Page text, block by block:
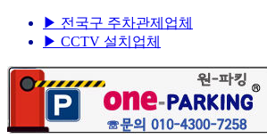
▶ 전국구 주차관제업체
▶ CCTV 설치업체